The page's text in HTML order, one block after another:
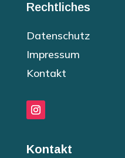
Rechtliches
Datenschutz
Impressum
Kontakt
Kontakt